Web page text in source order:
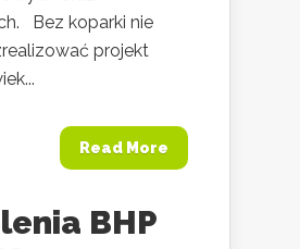
Bez koparki nie
projekt
Read More
BHP